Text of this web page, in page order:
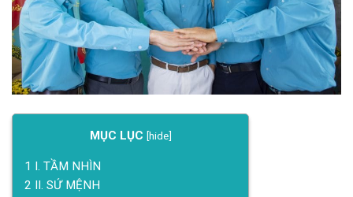
MỤC LỤC [hide]
1 I. TẦM NHÌN
2 II. SỨ MỆNH